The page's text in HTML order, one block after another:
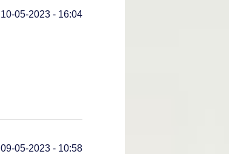
10-05-2023 - 16:04
09-05-2023 - 10:58